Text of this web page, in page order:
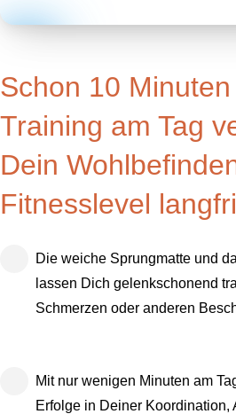
Schon 10
Training am Tag
Dein
Fitnesslevel
Die weiche Sprungmatte und
lassen Dich gelenkschonend
Schmerzen oder anderen
Mit nur wenigen Minuten am
Erfolge in Deiner Koordination,